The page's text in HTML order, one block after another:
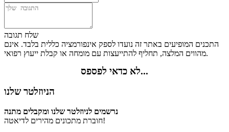
שלח תגובה
התכנים המופיעים באתר זה נועדו לספק אינפורמציה כללית בלבד. אינם
מהווים המלצה, תחליף להתייעצות עם מומחה או קבלת ייעוץ רפואי.
לא כדאי לפספס...
הניוזלטר שלנו
נרשמים לניוזלטר שלנו ומקבלים מתנה
חוברת מתכונים מהירים לדיאטה!